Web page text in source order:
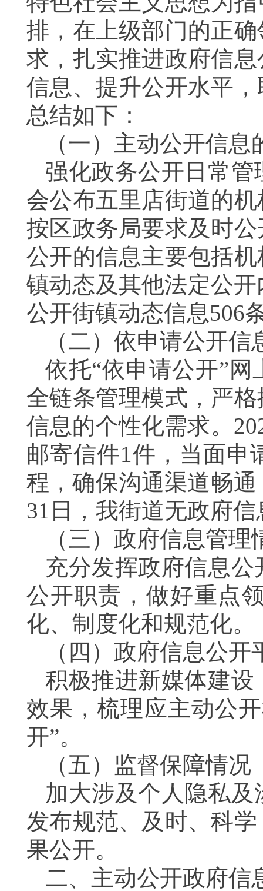
排，在上级部门的正
求，扎实推进政府信
信息、提升公开水平
总结如下：
（一）主动公开信息
强化政务公开日常
会公布五里店街道的
按区政务局要求及时
公开的信息主要包括
镇动态及其他法定公
公开街镇动态信息506
（二）依申请公开信
依托“依申请公开”
全链条管理模式，严
信息的个性化需求。
邮寄信件1件，当面申
程，确保沟通渠道畅
31日，我街道无政府
（三）政府信息管理
充分发挥政府信息
公开职责，做好重点
化、制度化和规范化。
（四）政府信息公
积极推进新媒体建
效果，梳理应主动公
开”。
（五）监督保障情况
加大涉及个人隐私
发布规范、及时、科
果公开。
二、主动公开政府信